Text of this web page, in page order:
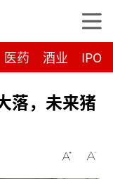
医药 酒业 IPO
落，未来猪